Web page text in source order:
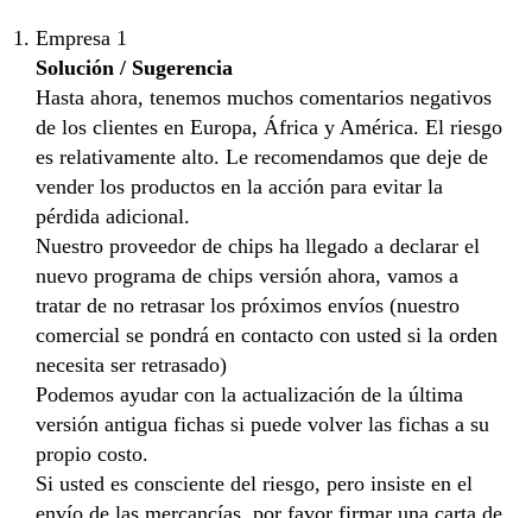
Empresa 1
Solución / Sugerencia
Hasta ahora, tenemos muchos comentarios negativos
de los clientes en Europa, África y América. El riesgo
es relativamente alto. Le recomendamos que deje de
vender los productos en la acción para evitar la
pérdida adicional.
Nuestro proveedor de chips ha llegado a declarar el
nuevo programa de chips versión ahora, vamos a
tratar de no retrasar los próximos envíos (nuestro
comercial se pondrá en contacto con usted si la orden
necesita ser retrasado)
Podemos ayudar con la actualización de la última
versión antigua fichas si puede volver las fichas a su
propio costo.
Si usted es consciente del riesgo, pero insiste en el
envío de las mercancías, por favor firmar una carta de